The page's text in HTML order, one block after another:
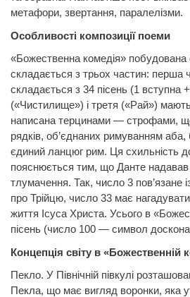
метафори, звертання, паралелізми.
Особливості композиції поеми
«Божественна комедія»
складається з трьох частин: перша
складається з 34 пісень (1 вступна
(«Чистилище») і третя («Рай»)
написана терцинами — строфами,
рядків, об’єднаних римуванням
єдиний ланцюг рим. Ця схильність
пояснюється тим, що Данте надавав
тлумачення. Так, число 3 пов’язане
про Трійцю, число 33 має
життя Ісуса Христа. Усього в
пісень (число 100 — символ
Концепція світу в «Божественній
Пекло. У Північній півкулі
Пекла, що має вигляд воронки, яка